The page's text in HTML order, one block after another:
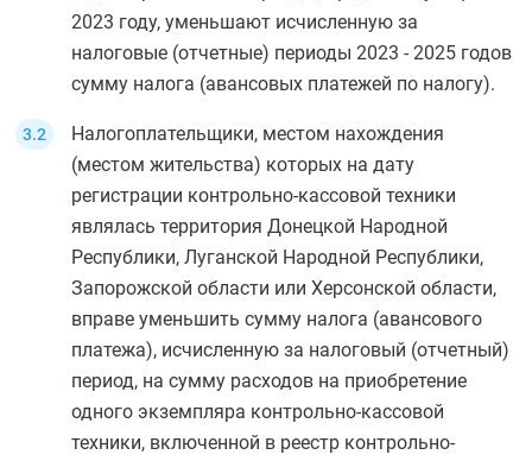
2023 году, уменьшают исчисленную за
налоговые (отчетные) периоды 2023 - 2025 годов
сумму налога (авансовых платежей по налогу).
Налогоплательщики, местом нахождения
(местом жительства) которых на дату
регистрации контрольно-кассовой техники
являлась территория Донецкой Народной
Республики, Луганской Народной Республики,
Запорожской области или Херсонской области,
вправе уменьшить сумму налога (авансового
платежа), исчисленную за налоговый (отчетный)
период, на сумму расходов на приобретение
одного экземпляра контрольно-кассовой
техники, включенной в реестр контрольно-